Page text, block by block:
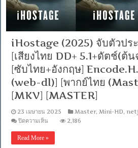
iHostage (2025) จับตัวปร
[เสียงไทย DD+ 5.1+ดัตช์(ต้
[ซับไทย+อังกฤษ]
(web-dl)] [พากย์ไทย
[MKV] [MASTER]
23 เมษายน 2025 Master,Mini-HD,
ปิดความเห็นบน
จับ
2,186
Read More »